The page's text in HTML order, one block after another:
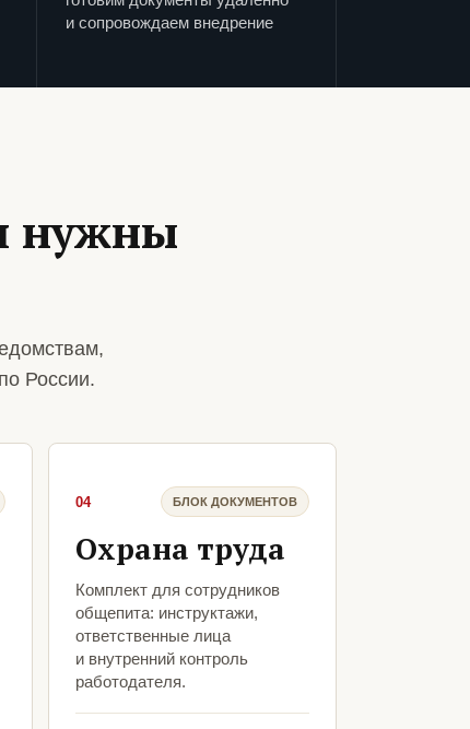
и сопровождаем внедрение
нужны
России.
04 БЛОК ДОКУМЕНТОВ
Охрана труда
Комплект для сотрудников
общепита: инструктажи,
ответственные лица
и внутренний контроль
работодателя.